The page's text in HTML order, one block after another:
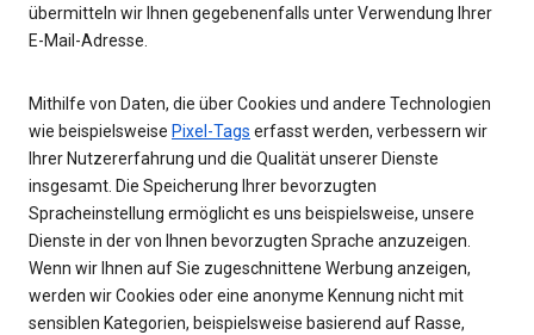
übermitteln wir Ihnen gegebenenfalls unter Verwendung Ihrer
E-Mail-Adresse.
Mithilfe von Daten, die über Cookies und andere Technologien
wie beispielsweise Pixel-Tags erfasst werden, verbessern wir
Ihrer Nutzererfahrung und die Qualität unserer Dienste
insgesamt. Die Speicherung Ihrer bevorzugten
Spracheinstellung ermöglicht es uns beispielsweise, unsere
Dienste in der von Ihnen bevorzugten Sprache anzuzeigen.
Wenn wir Ihnen auf Sie zugeschnittene Werbung anzeigen,
werden wir Cookies oder eine anonyme Kennung nicht mit
sensiblen Kategorien, beispielsweise basierend auf Rasse,